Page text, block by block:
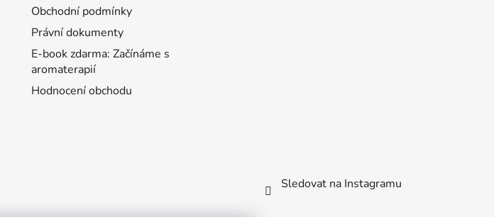
Obchodní podmínky
Právní dokumenty
E-book zdarma: Začínáme s
aromaterapií
Hodnocení obchodu
Sledovat na Instagramu